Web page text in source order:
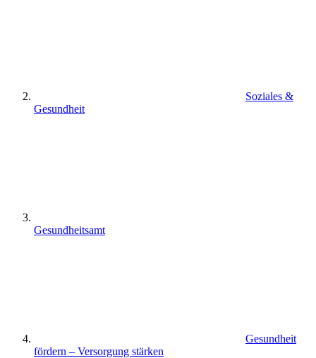
Soziales &
Gesundheit
Gesundheitsamt
Gesundheit
fördern – Versorgung stärken